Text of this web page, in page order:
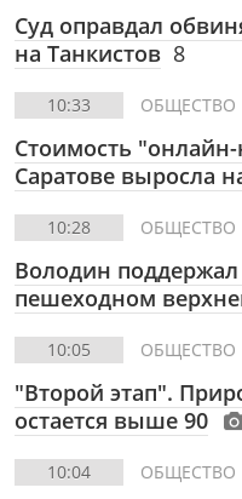
Суд оправдал
на Танкистов 8
10:33 ОБЩЕСТВО
Стоимость
Саратове выросла
10:28 ОБЩЕСТВО
Володин
пешеходном
10:05 ОБЩЕСТВО
"Второй этап".
остается выше 90
10:04 ОБЩЕСТВО